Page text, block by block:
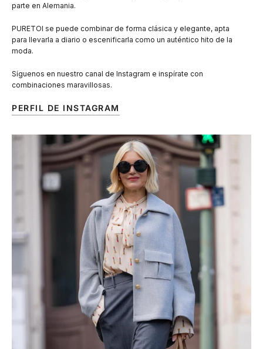
parte en Alemania.
PURETOI se puede combinar de forma clásica y elegante, apta
para llevarla a diario o escenificarla como un auténtico hito de la
moda.
Síguenos en nuestro canal de Instagram e inspírate con
combinaciones maravillosas.
PERFIL DE INSTAGRAM